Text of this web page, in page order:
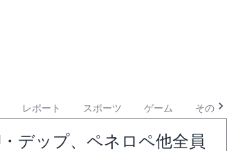
レポート スポーツ ゲーム その他
デップ、ペネロペ他全員